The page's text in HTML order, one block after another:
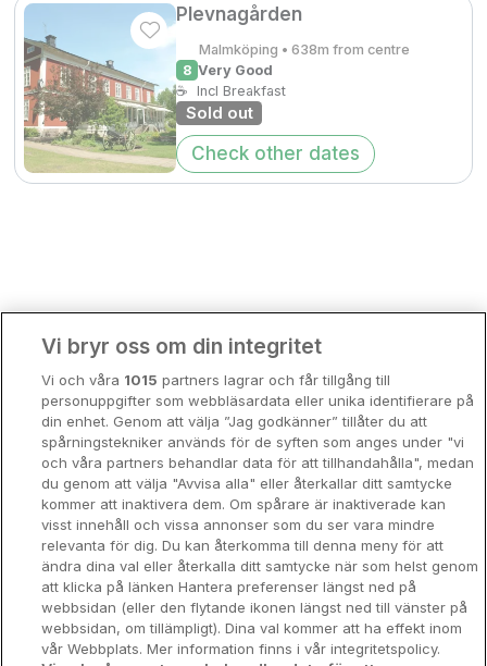
Hela Norge
Oslo
Plevnagården
Malmköping • 638m from centre
8 Very Good
☕
Incl Breakfast
Sold out
Check other dates
Gift VouchersCoop.seManage Preferences
Registrera ditt hotell
Hotellweekend
Familjerum
Storstadsweekend
Hotellrum under 995 kr
Spahotell
Sydsverige
Om Hotellpremien
Nya hotell
Stadsweekend
Vi bryr oss om din integritet
Vi och våra 1015 partners lagrar och får tillgång till
personuppgifter som webbläsardata eller unika identifierare på
din enhet. Genom att välja ”Jag godkänner” tillåter du att
spårningstekniker används för de syften som anges under "vi
och våra partners behandlar data för att tillhandahålla", medan
du genom att välja "Avvisa alla" eller återkallar ditt samtycke
kommer att inaktivera dem. Om spårare är inaktiverade kan
visst innehåll och vissa annonser som du ser vara mindre
relevanta för dig. Du kan återkomma till denna meny för att
ändra dina val eller återkalla ditt samtycke när som helst genom
att klicka på länken Hantera preferenser längst ned på
webbsidan (eller den flytande ikonen längst ned till vänster på
webbsidan, om tillämpligt). Dina val kommer att ha effekt inom
vår Webbplats. Mer information finns i vår integritetspolicy.